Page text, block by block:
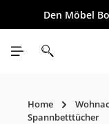
springen
Den Möbel
Home
Spannbetttücher